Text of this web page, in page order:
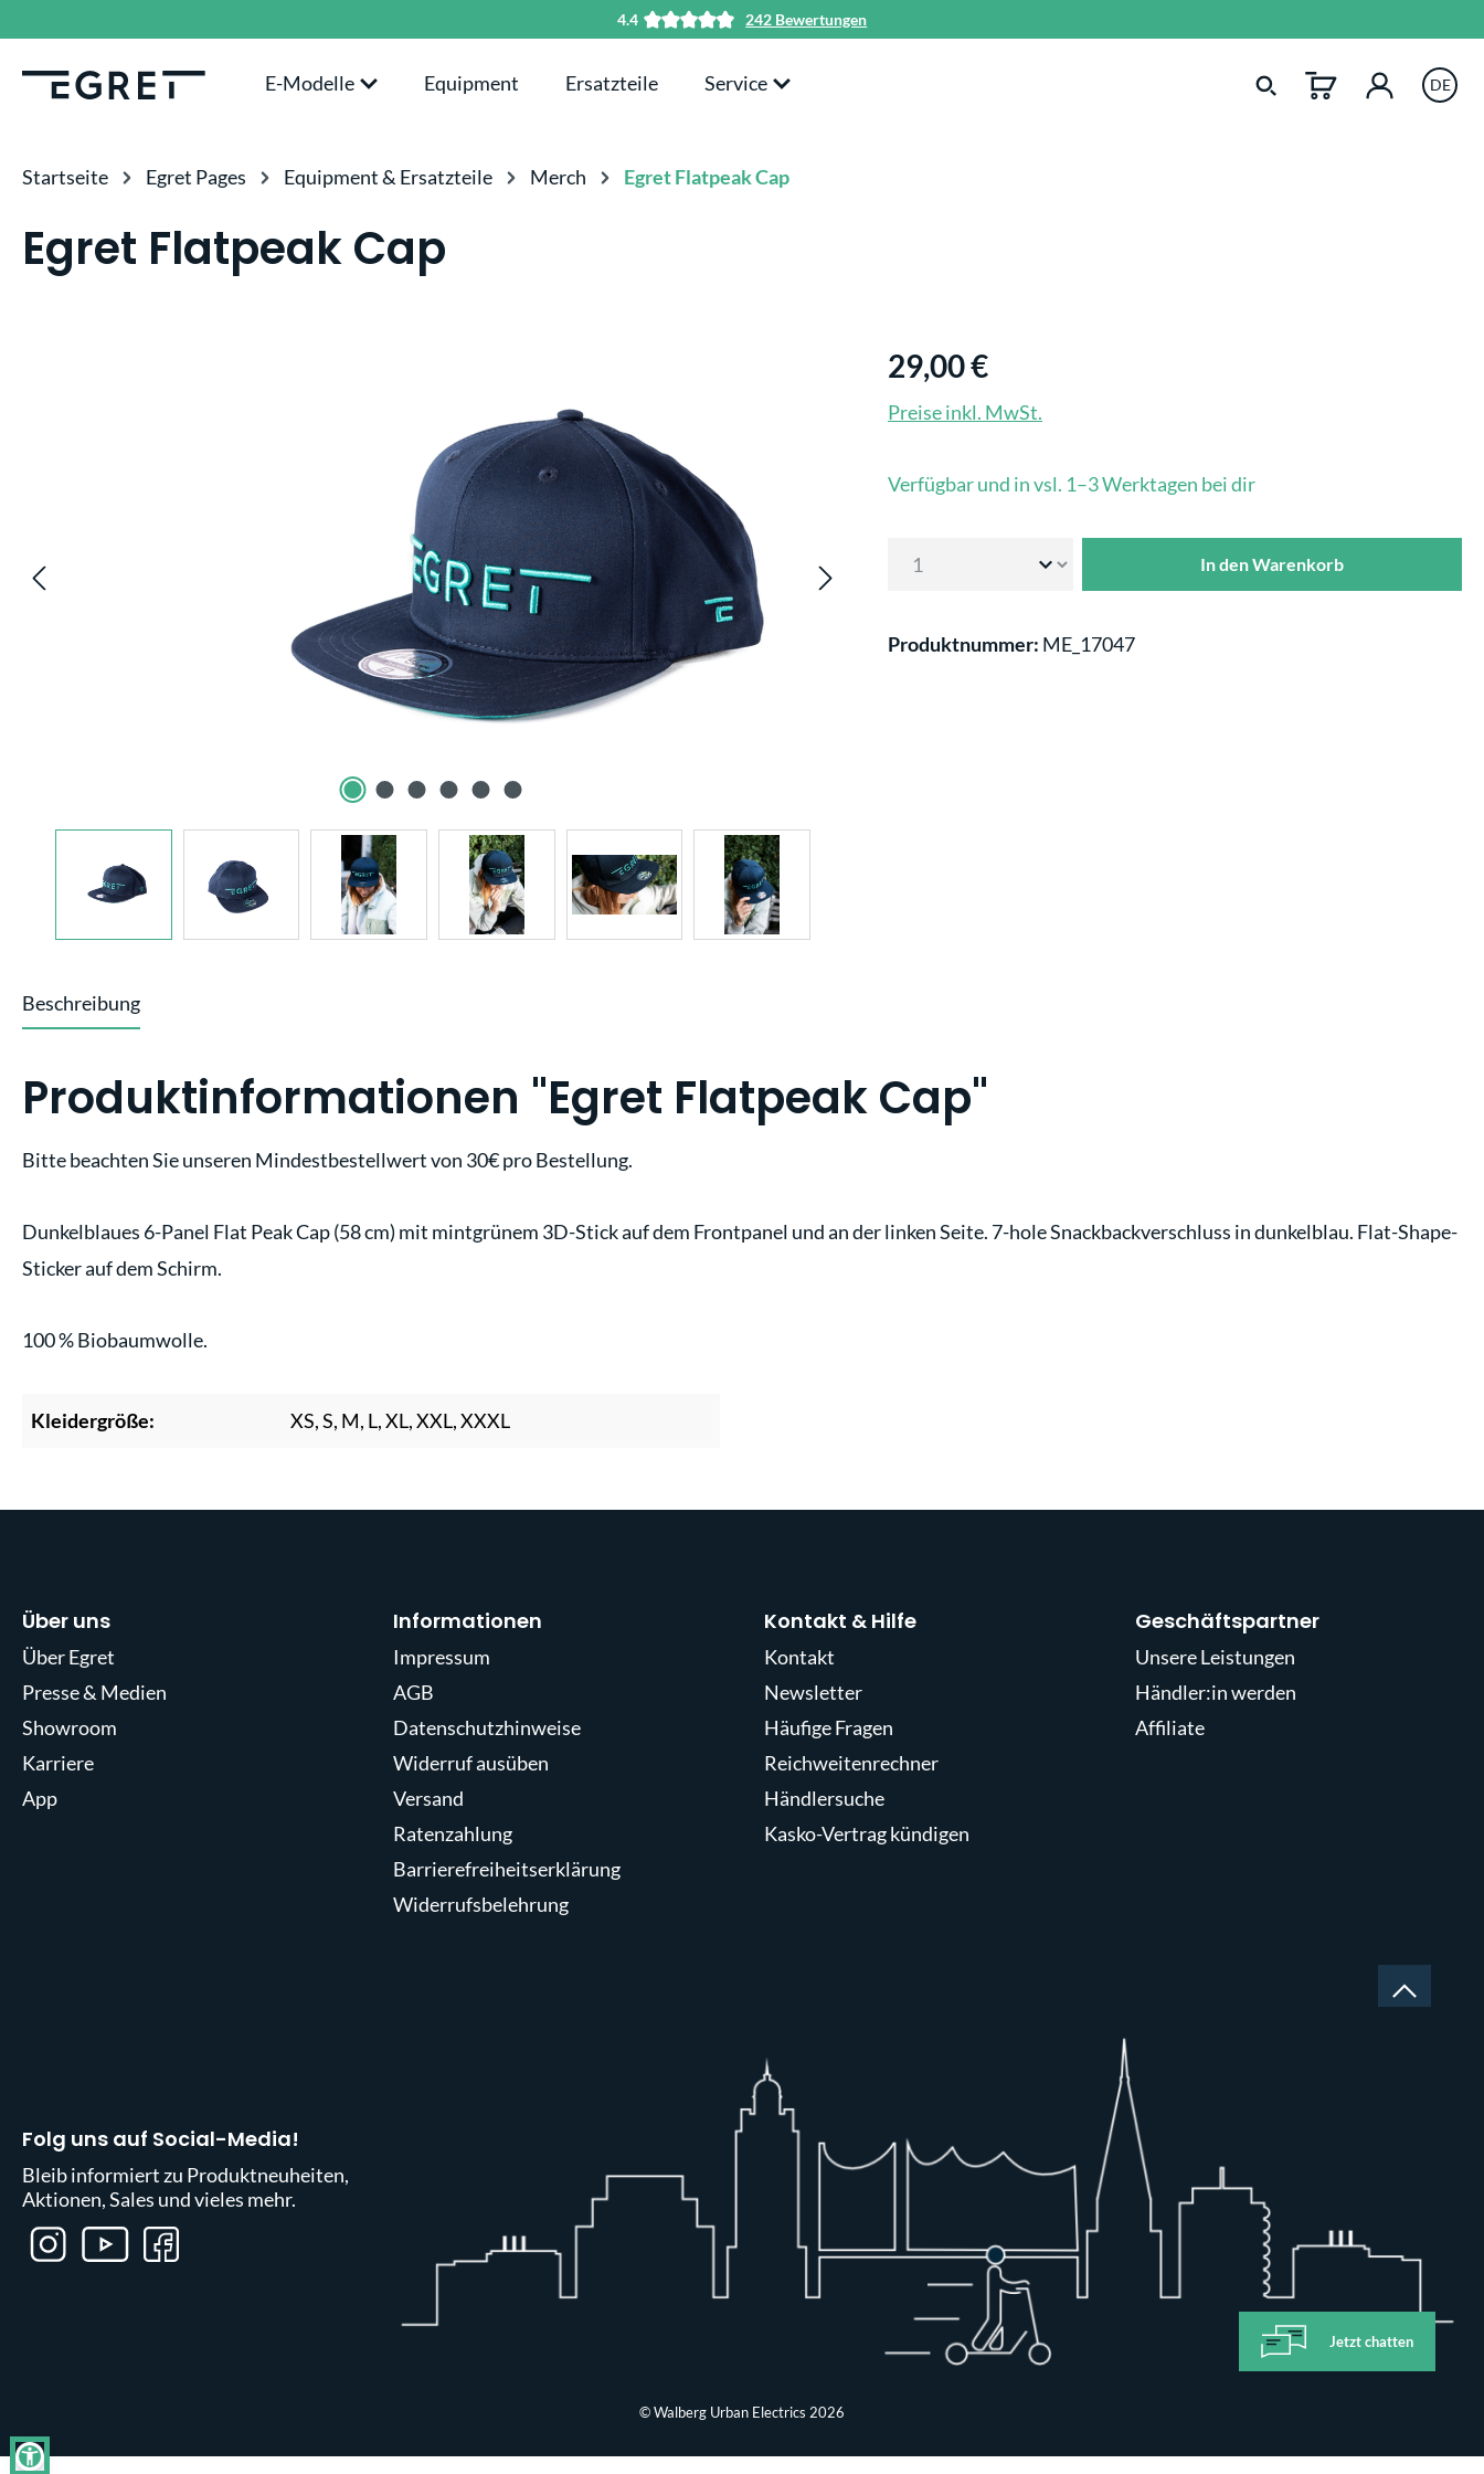
Jetzt chatten
4.4 242 Bewertungen
E-Modelle Equipment Ersatzteile Service DE
Startseite Egret Pages Equipment & Ersatzteile Merch Egret Flatpeak Cap
Egret Flatpeak Cap
29,00 €
Preise inkl. MwSt.
Verfügbar und in vsl. 1–3 Werktagen bei dir
In den Warenkorb
Produktnummer: ME_17047
Beschreibung
Produktinformationen "Egret Flatpeak Cap"
Bitte beachten Sie unseren Mindestbestellwert von 30€ pro Bestellung.
Dunkelblaues 6-Panel Flat Peak Cap (58 cm) mit mintgrünem 3D-Stick auf dem Frontpanel und an der linken Seite. 7-hole Snackbackverschluss in dunkelblau. Flat-Shape-
Sticker auf dem Schirm.
100 % Biobaumwolle.
Kleidergröße: XS, S, M, L, XL, XXL, XXXL
Über uns
Über Egret
Presse & Medien
Showroom
Karriere
App
Informationen
Impressum
AGB
Datenschutzhinweise
Widerruf ausüben
Versand
Ratenzahlung
Barrierefreiheitserklärung
Widerrufsbelehrung
Kontakt & Hilfe
Kontakt
Newsletter
Häufige Fragen
Reichweitenrechner
Händlersuche
Kasko-Vertrag kündigen
Geschäftspartner
Unsere Leistungen
Händler:in werden
Affiliate
Folg uns auf Social-Media!
Bleib informiert zu Produktneuheiten,
Aktionen, Sales und vieles mehr.
© Walberg Urban Electrics 2026